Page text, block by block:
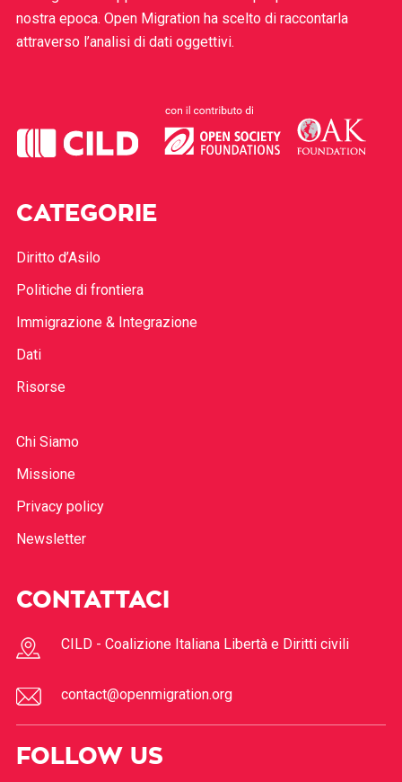
nostra epoca. Open Migration ha scelto di raccontarla
attraverso l’analisi di dati oggettivi.
CATEGORIE
Diritto d’Asilo
Politiche di frontiera
Immigrazione & Integrazione
Dati
Risorse
Chi Siamo
Missione
Privacy policy
Newsletter
CONTATTACI
CILD - Coalizione Italiana Libertà e Diritti civili
contact@openmigration.org
FOLLOW US